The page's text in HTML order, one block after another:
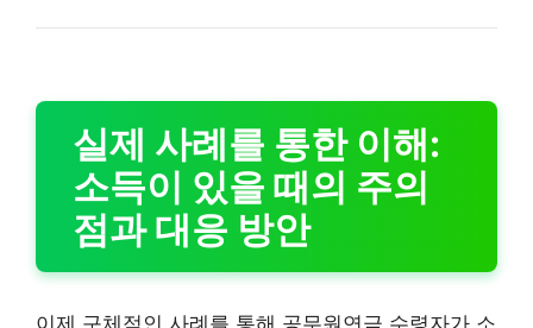
실제 사례를 통한 이해:
소득이 있을 때의 주의
점과 대응 방안
이제 구체적인 사례를 통해 공무원연금 수령자가 소